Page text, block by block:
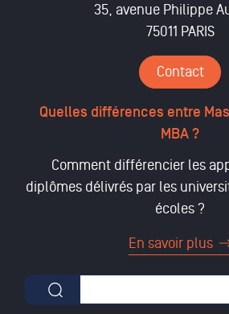
35, avenue Philippe
75011 PARIS
Contact
Quelles différences entre
MBA ?
Comment différencier les
diplômes délivrés par les
écoles ?
En savoir plus
Formulaire de recherche